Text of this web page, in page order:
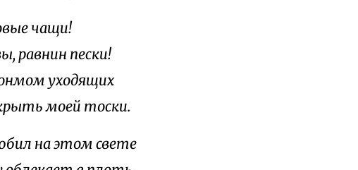
чащи!
равнин пески!
уходящих
моей тоски.
на этом свете